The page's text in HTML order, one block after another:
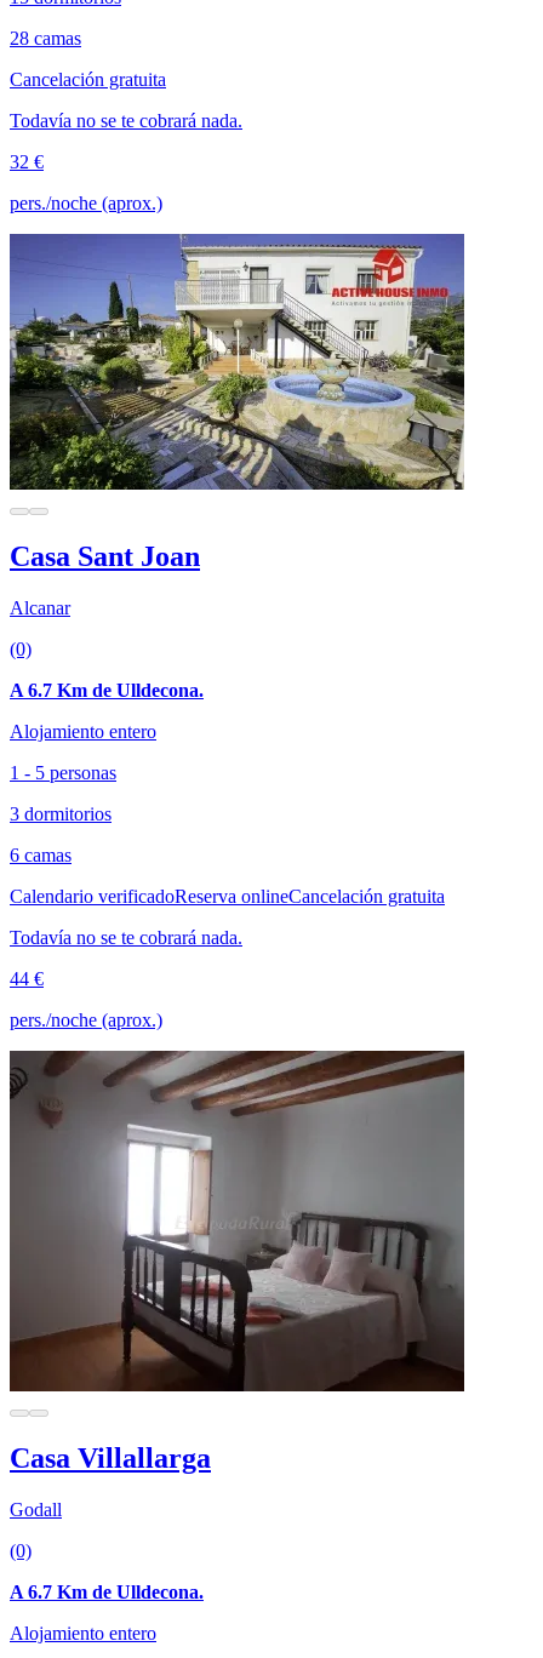
28 camas
Cancelación gratuita
Todavía no se te cobrará nada.
32 €
pers./noche (aprox.)
Casa Sant Joan
Alcanar
(0)
A 6.7 Km de Ulldecona.
Alojamiento entero
1 - 5 personas
3 dormitorios
6 camas
Calendario verificadoReserva onlineCancelación gratuita
Todavía no se te cobrará nada.
44 €
pers./noche (aprox.)
Casa Villallarga
Godall
(0)
A 6.7 Km de Ulldecona.
Alojamiento entero